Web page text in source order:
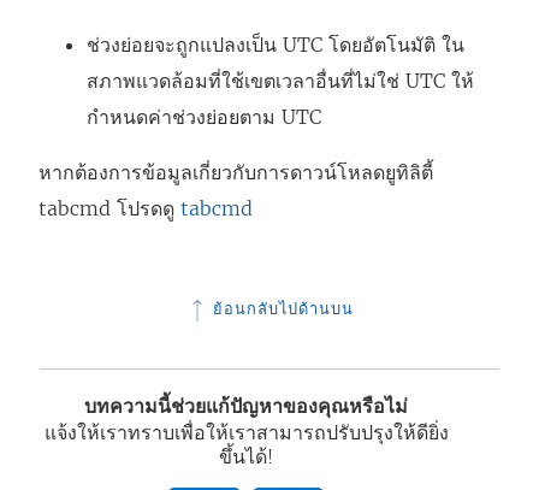
ช่วงย่อยจะถูกแปลงเป็น UTC โดยอัตโนมัติ ใน
สภาพแวดล้อมที่ใช้เขตเวลาอื่นที่ไม่ใช่ UTC ให้
กำหนดค่าช่วงย่อยตาม UTC
หากต้องการข้อมูลเกี่ยวกับการดาวน์โหลดยูทิลิตี้
tabcmd โปรดดู tabcmd
ย้อนกลับไปด้านบน
บทความนี้ช่วยแก้ปัญหาของคุณหรือไม่
แจ้งให้เราทราบเพื่อให้เราสามารถปรับปรุงให้ดียิ่ง
ขึ้นได้!